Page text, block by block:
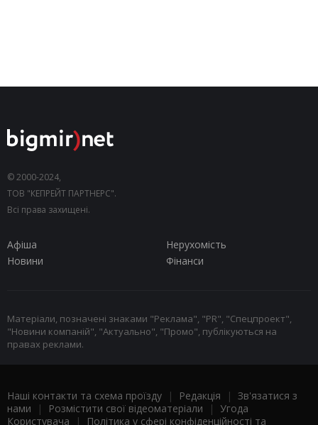
© 2000-2024,
ТОВ "КЕПРЕЙТ ПАРТНЕРС".
Всі права захищені.
Афіша
Нерухомість
Новини
Фінанси
Матеріали, позначені знаками "Реклама", "PR", "Спецпроект",
"Новини компаній", "Актуально", "Промо", публікуються на
правах реклами.
Наші контакти та схема проїзду | Редакція | Зв'язатися з
нами | Розмістити свої відеоматеріали | Угода
Користувача | Політика у сфері конфіденційності та